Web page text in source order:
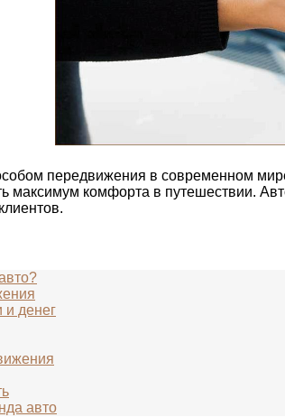
передвижения в современном
максимум комфорта в путешествии.
и денег
авто